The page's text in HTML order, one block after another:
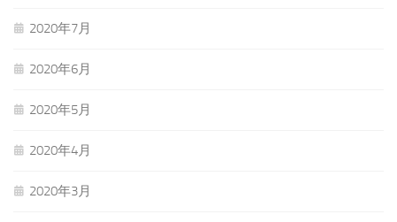
2020年7月
2020年6月
2020年5月
2020年4月
2020年3月